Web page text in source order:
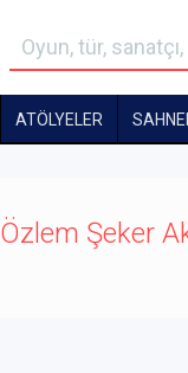
ATÖLYELER
Özlem Şeker